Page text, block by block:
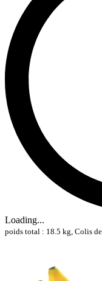
Loading...
poids total : 18.5 kg, Colis